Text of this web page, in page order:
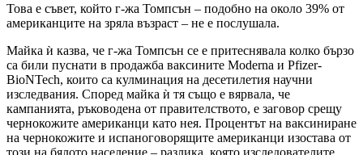
Това е съвет, който г-жа Томпсън – подобно на около 39% от
американците на зряла възраст – не е послушала.
Майка ѝ казва, че г-жа Томпсън се е притеснявала колко бързо
са били пуснати в продажба ваксините Moderna и Pfizer-
BioNTech, които са кулминация на десетилетия научни
изследвания. Според майка ѝ тя също е вярвала, че
кампанията, ръководена от правителството, е заговор срещу
чернокожите американци като нея. Процентът на ваксиниране
на чернокожите и испаноговорящите американци изостава от
този на бялото население – разлика, която изследователите